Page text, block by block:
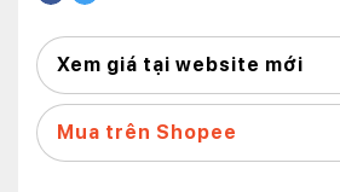
Xem giá tại website mới
Mua trên Shopee